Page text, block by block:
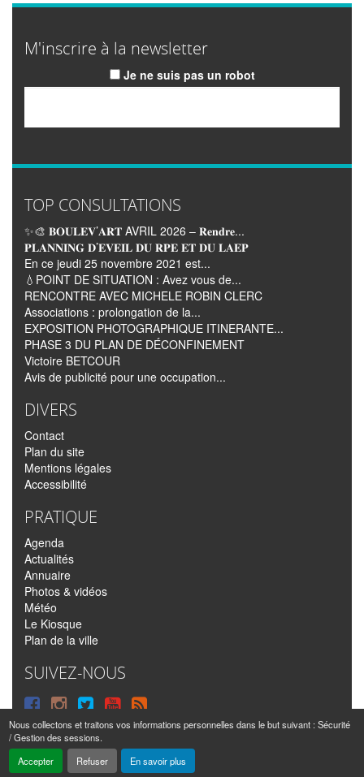
Nous collectons et traitons vos informations personnelles dans le but suivant :Sécurité
/ Gestion des sessions.
Accepter
Refuser En savoir plus
M'inscrire à la newsletter
Je ne suis pas un robot
TOP CONSULTATIONS
✨🎨 𝐁𝐎𝐔𝐋𝐄𝐕’𝐀𝐑𝐓 AVRIL 2026 – 𝐑𝐞𝐧𝐝𝐫𝐞...
𝐏𝐋𝐀𝐍𝐍𝐈𝐍𝐆 𝐃’𝐄𝐕𝐄𝐈𝐋 𝐃𝐔 𝐑𝐏𝐄 𝐄𝐓 𝐃𝐔 𝐋𝐀𝐄𝐏
En ce jeudi 25 novembre 2021 est...
💧POINT DE SITUATION : Avez vous de...
RENCONTRE AVEC MICHELE ROBIN CLERC
Associations : prolongation de la...
EXPOSITION PHOTOGRAPHIQUE ITINERANTE...
PHASE 3 DU PLAN DE DÉCONFINEMENT
Victoire BETCOUR
Avis de publicité pour une occupation...
DIVERS
Contact
Plan du site
Mentions légales
Accessibilité
PRATIQUE
Agenda
Actualités
Annuaire
Photos & vidéos
Météo
Le Kiosque
Plan de la ville
SUIVEZ-NOUS
Suivre
sur
Facebook
Suivre
sur
Instagram
Suivre
sur
Twitter
Syndiquer
tout
le
Sainte-Anne © 2016 – 2026 | Tous droits réservés |
Réalisé parIPEOS I-Solutions|